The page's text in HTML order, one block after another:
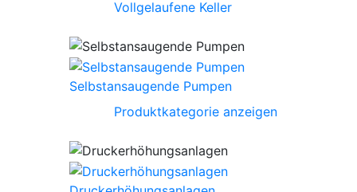
Vollgelaufene Keller
Selbstansaugende Pumpen
Produktkategorie anzeigen